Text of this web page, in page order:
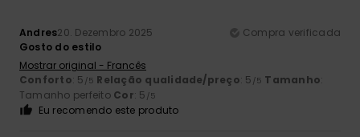
Andres20. Dezembro 2025
Compra verificada
Gosto do estilo
Mostrar original - Francês
Conforto: 5 /5 Relação qualidade/preço: 5 /5 Tamanho:
Tamanho perfeito Cor: 5 /5
Eu recomendo este produto